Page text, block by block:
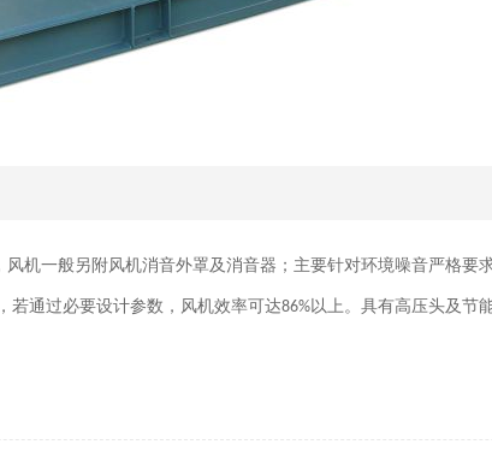
机一般另附风机消音外罩及消音器；主要针对环境噪音严格要
若通过必要设计参数，风机效率可达86%以上。具有高压头及节